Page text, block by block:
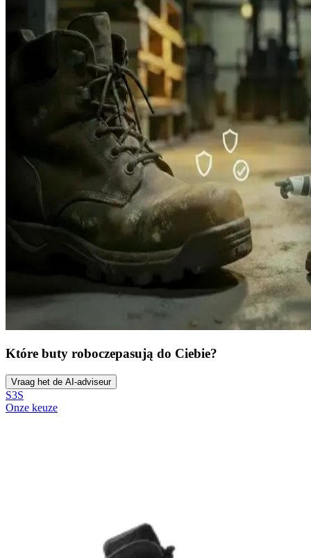
Które buty roboczepasują do Ciebie?
Vraag het de AI-adviseur
S3S
Onze keuze